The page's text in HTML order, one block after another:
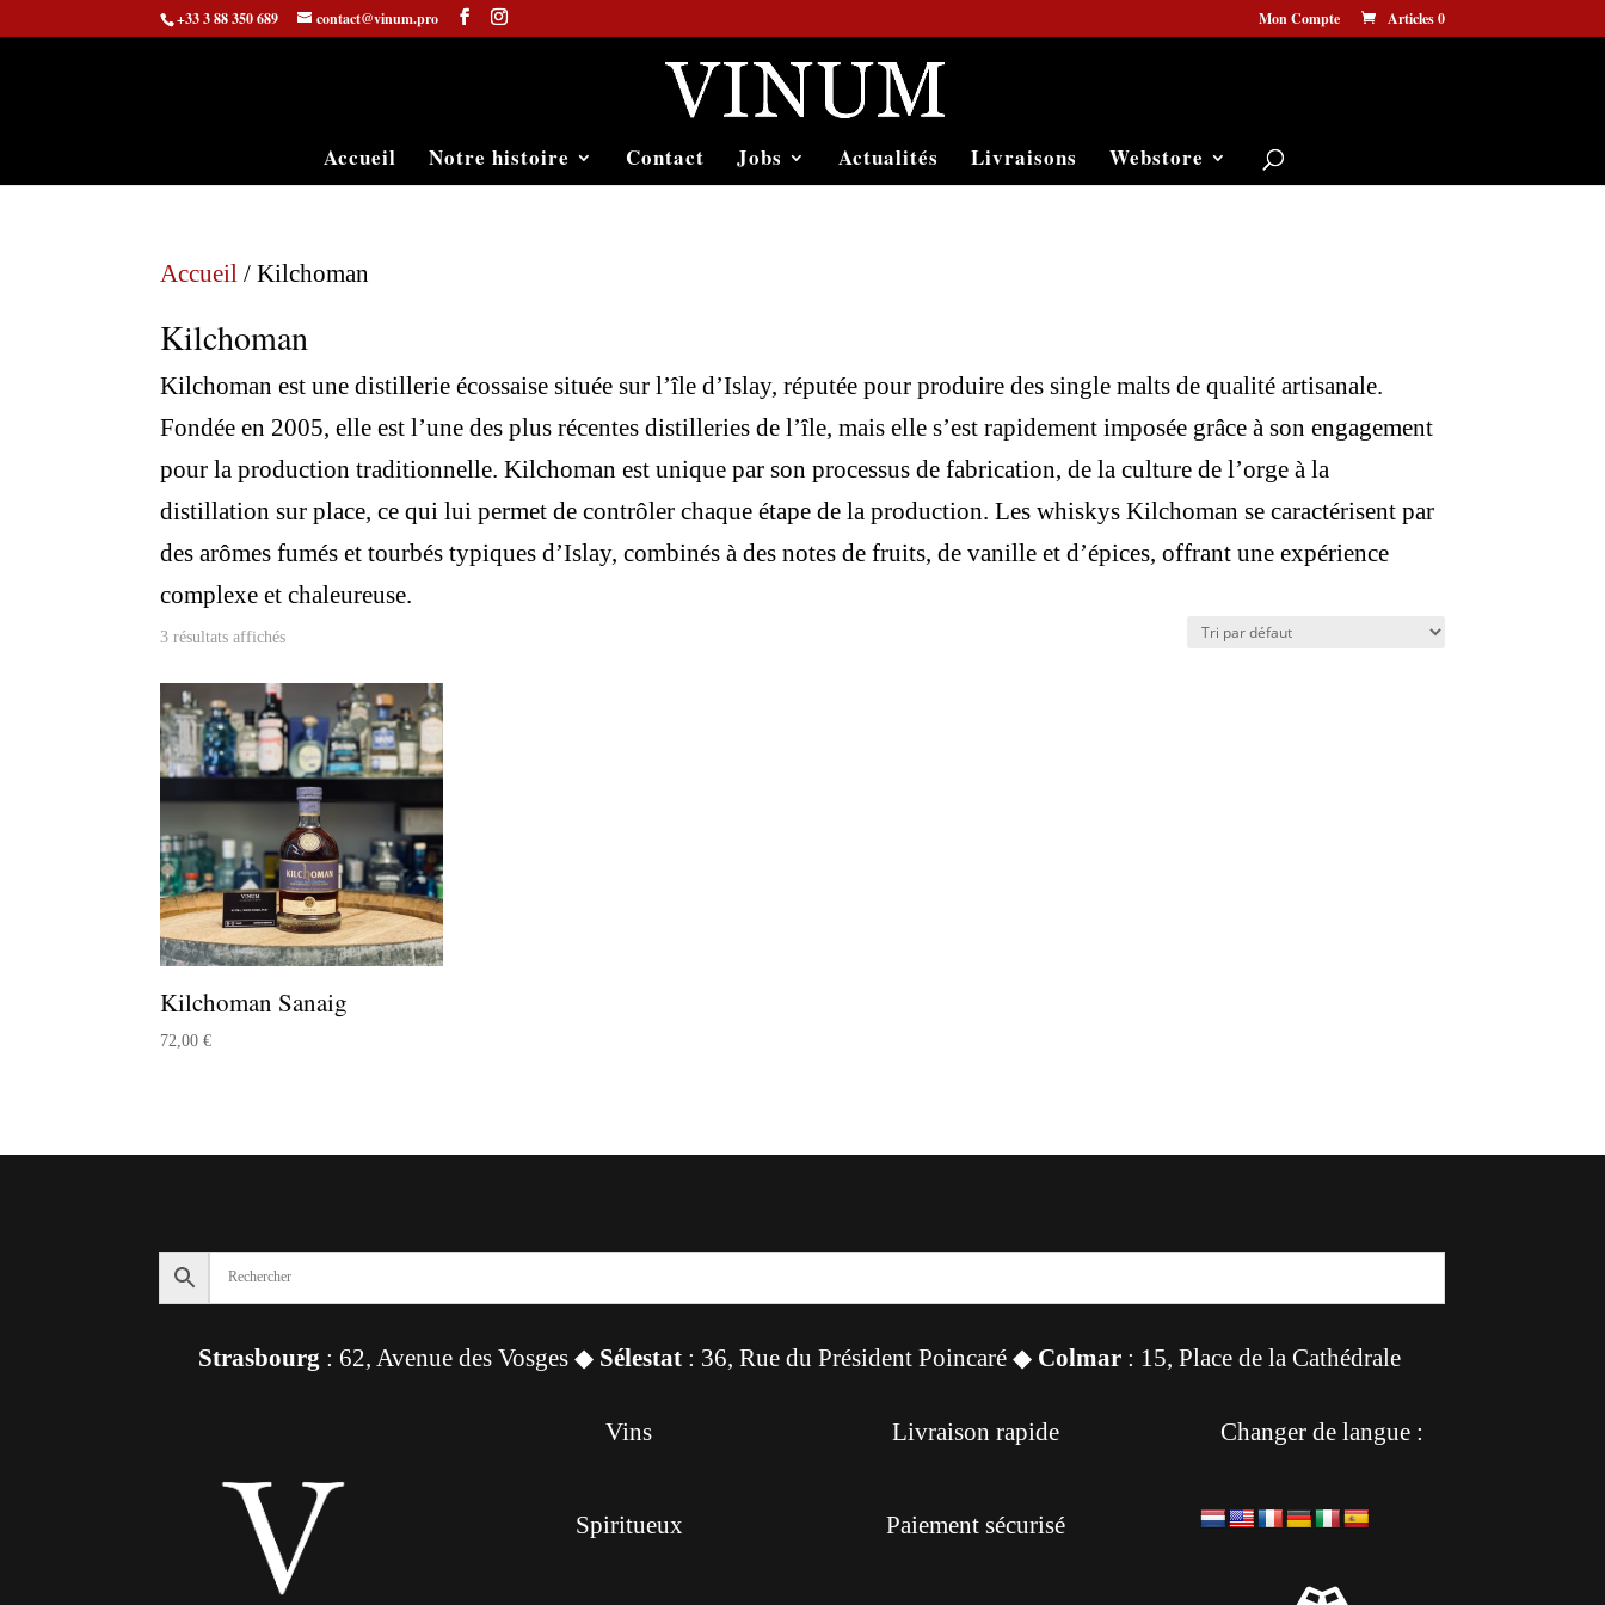
+33 3 88 350 689 contact@vinum.pro Mon Compte Articles 0
Accueil Notre histoire Contact Jobs Actualités Livraisons Webstore
Accueil / Kilchoman
Kilchoman
Kilchoman est une distillerie écossaise située sur l’île d’Islay, réputée pour produire des single malts de qualité artisanale.
Fondée en 2005, elle est l’une des plus récentes distilleries de l’île, mais elle s’est rapidement imposée grâce à son engagement
pour la production traditionnelle. Kilchoman est unique par son processus de fabrication, de la culture de l’orge à la
distillation sur place, ce qui lui permet de contrôler chaque étape de la production. Les whiskys Kilchoman se caractérisent par
des arômes fumés et tourbés typiques d’Islay, combinés à des notes de fruits, de vanille et d’épices, offrant une expérience
complexe et chaleureuse.
3 résultats affichés
Kilchoman Sanaig
72,00€
Strasbourg : 62, Avenue des Vosges ◆ Sélestat : 36, Rue du Président Poincaré ◆ Colmar : 15, Place de la Cathédrale
Vins
Spiritueux
Livraison rapide
Paiement sécurisé
Changer de langue :